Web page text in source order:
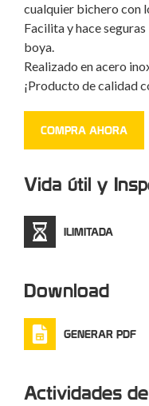
cualquier bichero con
Facilita y hace
boya.
Realizado en acero
¡Producto de calidad
COMPRA AHORA
Vida útil y
ILIMITADA
Download
GENERAR PDF
Actividades